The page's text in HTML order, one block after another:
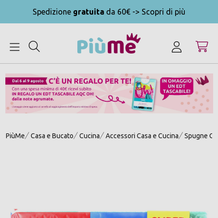
Spedizione gratuita da 60€ -> Scopri di più
PiùMe Casa e Bucato Cucina Accessori Casa e Cucina Spugne